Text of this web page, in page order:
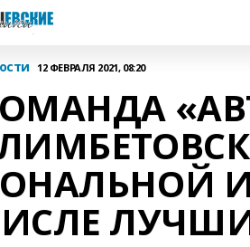
12 ФЕВРАЛЯ 2021, 08:20